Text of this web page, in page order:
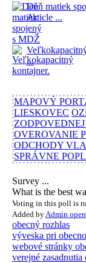
Deň matiek
Article ...
...
MAPOVÝ
LIESKOVEC
OVEROVANIE
ODCHODY
SPRÁVNE
Survey ...
What is the best
Voting in this poll is
Added byAdmin open
obecný rozhlas
výveska pri
webové stránky
verejné